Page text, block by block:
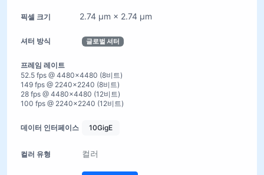
2.74 µm × 2.74 µm
글로벌 셔터
52.5 fps @ 4480×4480 (8비트)
149 fps @ 2240×2240 (8비트)
28 fps @ 4480×4480 (12비트)
100 fps @ 2240×2240 (12비트)
10GigE
컬러